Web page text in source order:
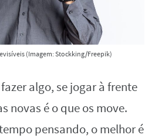
(Imagem: Stockking/Freepik)
algo, se jogar à frente
novas é o que os move.
pensando, o melhor é